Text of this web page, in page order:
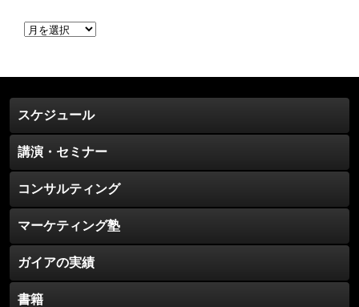
ア
イ
ブ
スケジュール
講演・セミナー
コンサルティング
マーケティング塾
ガイアの実績
書籍